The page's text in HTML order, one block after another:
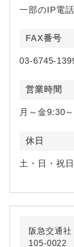
一部のIP電
FAX番号
03-6745-
営業時間
月～金9:30
休日
土・日・祝
阪急交通
105-0022